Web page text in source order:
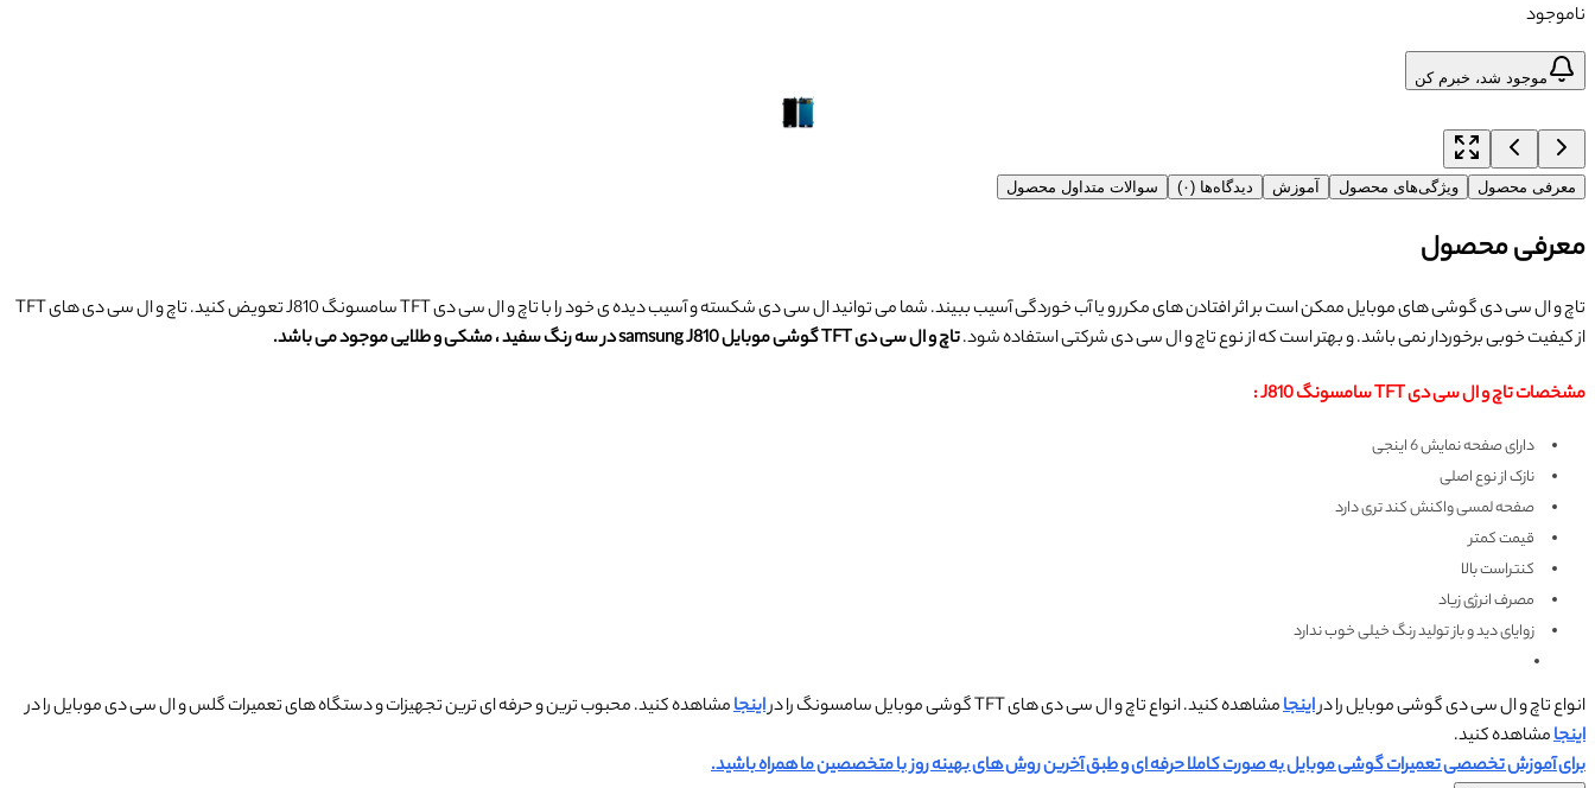
ناموجود
موجود شد، خبرم کن
معرفی محصول ویژگی‌های محصول آموزش دیدگاه‌ها (۰) سوالات متداول محصول
معرفی محصول
تاچ و ال سی دی گوشی های موبایل ممکن است بر اثر افتادن های مکرر و یا آب خوردگی آسیب ببیند. شما می توانید ال سی دی شکسته و آسیب دیده ی خود را با تاچ و ال سی دی TFT سامسونگ J810 تعویض کنید. تاچ و ال سی دی های TFT
از کیفیت خوبی برخوردار نمی باشد. و بهتر است که از نوع تاچ و ال سی دی شرکتی استفاده شود.تاچ و ال سی دی TFT گوشی موبایل samsung J810 در سه رنگ سفید ، مشکی و طلایی موجود می باشد.
مشخصات تاچ و ال سی دی TFT سامسونگ J810 :
دارای صفحه نمایش 6 اینجی
نازک از نوع اصلی
صفحه لمسی واکنش کند تری دارد
قیمت کمتر
کنتراست بالا
مصرف انرژی زیاد
زوایای دید و باز تولید رنگ خیلی خوب ندارد
انواع تاچ و ال سی دی گوشی موبایل را دراینجامشاهده کنید. انواع تاچ و ال سی دی های TFT گوشی موبایل سامسونگ را در اینجامشاهده کنید. محبوب ترین و حرفه ای ترین تجهیزات و دستگاه های تعمیرات گلس و ال سی دی موبایل را در
اینجامشاهده کنید.
برای آموزش تخصصی تعمیرات گوشی موبایل به صورت کاملا حرفه ای و طبق آخرین روش های بهینه روز با متخصصین ما همراه باشید.